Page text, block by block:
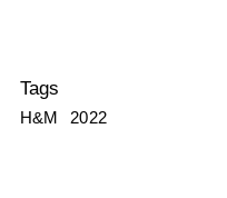
Tags
H&M 2022